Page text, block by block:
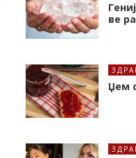
ве
Џем